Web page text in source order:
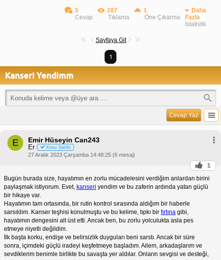
5
Cevap
287
Tıklama
1
Öne Çıkarma
Daha
Fazla
İstatistik
Sayfaya Git
1
Kanseri Yendimm
Cevap Yaz
E Emir Hüseyin Can243
Er Konu Sahibi
27 Aralık 2023 Çarşamba 14:48:25 (6 mesaj)
1
Bugün burada size, hayatımın en zorlu mücadelesini verdiğim anlardan birini
paylaşmak istiyorum. Evet, kanseri yendim ve bu zaferin ardında yatan güçlü
bir hikaye var.
Hayatımın tam ortasında, bir rutin kontrol sırasında aldığım bir haberle
sarsıldım. Kanser teşhisi konulmuştu ve bu kelime, tıpkı bir fırtına gibi,
hayatımın dengesini alt üst etti. Ancak ben, bu zorlu yolculukta asla pes
etmeye niyetli değildim.
İlk başta korku, endişe ve belirsizlik duyguları beni sarstı. Ancak bir süre
sonra, içimdeki güçlü iradeyi keşfetmeye başladım. Ailem, arkadaşlarım ve
sevdiklerim benimle birlikte bu savaşta yer aldılar. Onların sevgisi ve desteği,